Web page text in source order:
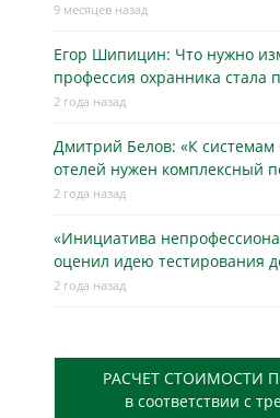
9 месяцев назад
Егор Шипицин: Что нужно
профессия охранника стала
2 года назад
Дмитрий Белов: «К системам
отелей нужен комплексный
2 года назад
«Инициатива
оценил идею тестирования
2 года назад
РАСЧЕТ СТОИМОСТИ
в соответствии с